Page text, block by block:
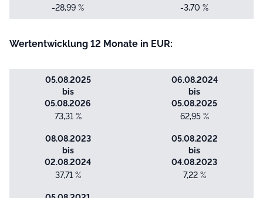
-28,99 %
-3,70 %
Wertentwicklung 12 Monate in EUR:
05.08.2025
bis
05.08.2026
73,31 %
06.08.2024
bis
05.08.2025
62,95 %
08.08.2023
bis
02.08.2024
37,71 %
05.08.2022
bis
04.08.2023
7,22 %